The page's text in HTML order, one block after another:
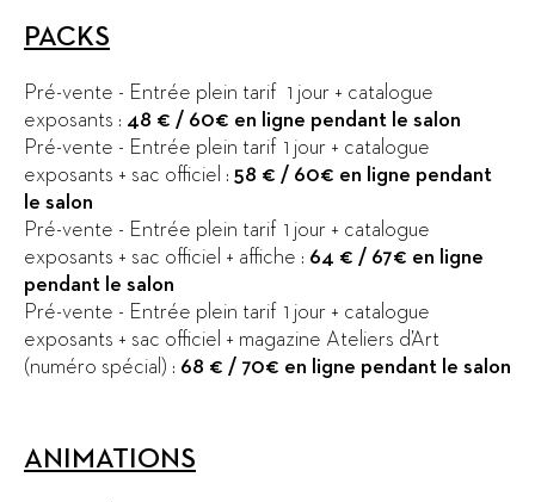
PACKS
Pré-vente - Entrée plein tarif 1 jour + catalogue
exposants : 48 € / 60€ en ligne pendant le salon
Pré-vente - Entrée plein tarif 1 jour + catalogue
exposants + sac officiel : 58 € / 60€ en ligne pendant
le salon
Pré-vente - Entrée plein tarif 1 jour + catalogue
exposants + sac officiel + affiche : 64 € / 67€ en ligne
pendant le salon
Pré-vente - Entrée plein tarif 1 jour + catalogue
exposants + sac officiel + magazine Ateliers d’Art
(numéro spécial) : 68 € / 70€ en ligne pendant le salon
ANIMATIONS